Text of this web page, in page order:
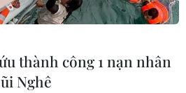
thành công 1 nạn nhân
Nghê